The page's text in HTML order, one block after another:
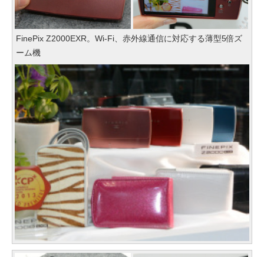
FinePix Z2000EXR。Wi-Fi、赤外線通信に対応する薄型5倍ズ
ーム機